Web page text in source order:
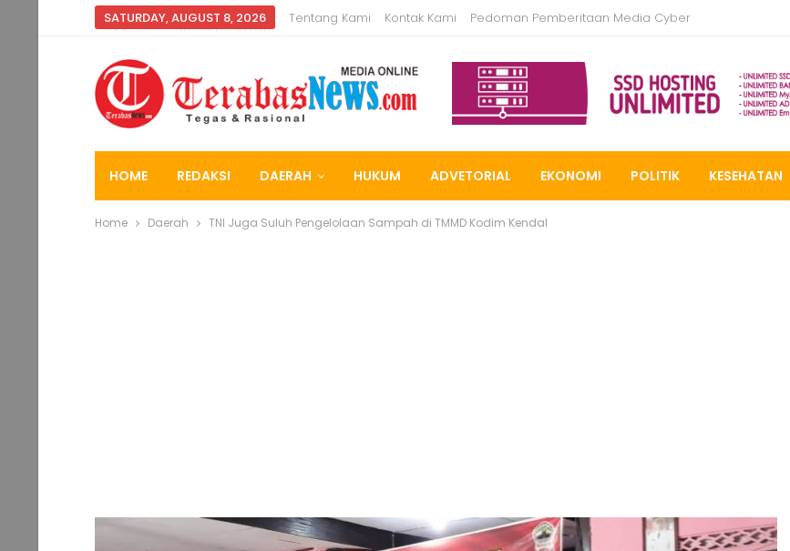
SATURDAY, AUGUST 8, 2026 Tentang Kami Kontak Kami Pedoman Pemberitaan Media Cyber
HOME REDAKSI DAERAH HUKUM ADVETORIAL EKONOMI POLITIK KESEHATAN
Home Daerah TNI Juga Suluh Pengelolaan Sampah di TMMD Kodim Kendal